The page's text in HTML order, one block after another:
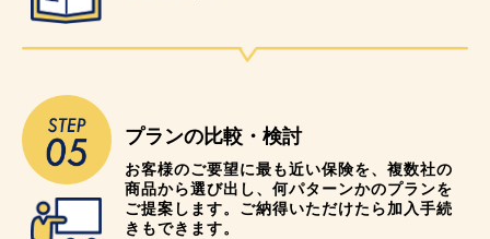
プランの比較・検討
お客様のご要望に最も近い保険を、複数社の
商品から選び出し、何パターンかのプランを
ご提案します。ご納得いただけたら加入手続
きもできます。